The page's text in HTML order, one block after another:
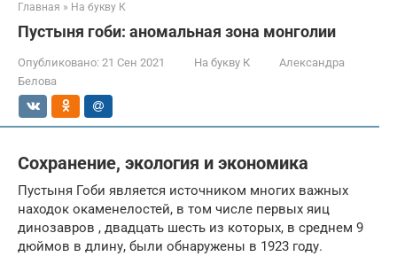
Главная » На букву К
Пустыня гоби: аномальная зона монголии
Опубликовано: 21 Сен 2021 На букву К
Александра
Белова
Сохранение, экология и экономика
Пустыня Гоби является источником многих важных
находок окаменелостей, в том числе первых яиц
динозавров , двадцать шесть из которых, в среднем 9
дюймов в длину, были обнаружены в 1923 году.